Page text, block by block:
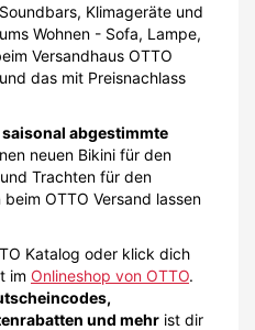
Klimageräte und
Wohnen - Sofa, Lampe,
Versandhaus OTTO
das mit Preisnachlass
abgestimmte
neuen Bikini für den
Trachten für den
OTTO Versand lassen
Katalog oder klick dich
im Onlineshop von OTTO.
und mehr ist dir